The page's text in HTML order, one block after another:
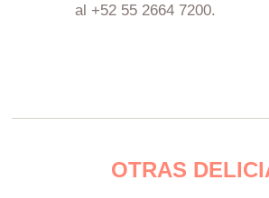
al +52 55 2664 7200.
OTRAS